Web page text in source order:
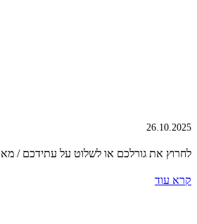
26.10.2025
לחרוץ את גורלכם או לשלוט על עתידכם /
קרא עוד